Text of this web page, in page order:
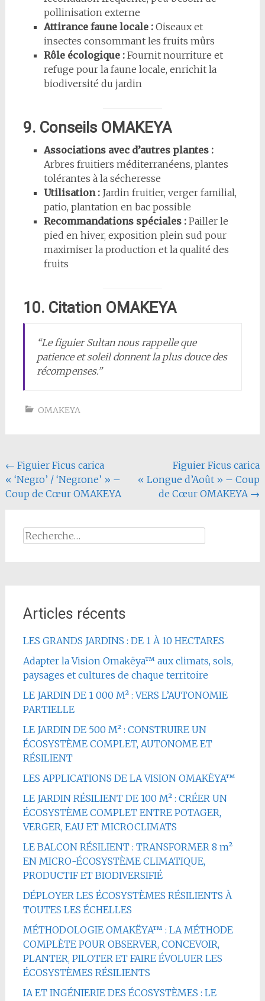
pollinisation externe
Attirance faune locale :Oiseaux et
insectes consommant les fruits mûrs
Rôle écologique :Fournit nourriture et
refuge pour la faune locale, enrichit la
biodiversité du jardin
9. Conseils OMAKEYA
Associations avec d’autres plantes :
Arbres fruitiers méditerranéens, plantes
tolérantes à la sécheresse
Utilisation :Jardin fruitier, verger familial,
patio, plantation en bac possible
Recommandations spéciales :Pailler le
pied en hiver, exposition plein sud pour
maximiser la production et la qualité des
fruits
10. Citation OMAKEYA
“Le figuier Sultan nous rappelle que
patience et soleil donnent la plus douce des
récompenses.”
OMAKEYA
Navigation
de
l'article
← Figuier Ficus carica
« ‘Negro’ / ‘Negrone’ » –
Coup de Cœur OMAKEYA
Figuier Ficus carica
« Longue d’Août » – Coup
de Cœur OMAKEYA →
Rechercher :
Articles récents
LES GRANDS JARDINS : DE 1 À 10 HECTARES
Adapter la Vision Omakëya™ aux climats, sols,
paysages et cultures de chaque territoire
LE JARDIN DE 1 000 M² : VERS L’AUTONOMIE
PARTIELLE
LE JARDIN DE 500 M² : CONSTRUIRE UN
ÉCOSYSTÈME COMPLET, AUTONOME ET
RÉSILIENT
LES APPLICATIONS DE LA VISION OMAKËYA™
LE JARDIN RÉSILIENT DE 100 M² : CRÉER UN
ÉCOSYSTÈME COMPLET ENTRE POTAGER,
VERGER, EAU ET MICROCLIMATS
LE BALCON RÉSILIENT : TRANSFORMER 8 m²
EN MICRO-ÉCOSYSTÈME CLIMATIQUE,
PRODUCTIF ET BIODIVERSIFIÉ
DÉPLOYER LES ÉCOSYSTÈMES RÉSILIENTS À
TOUTES LES ÉCHELLES
MÉTHODOLOGIE OMAKËYA™ : LA MÉTHODE
COMPLÈTE POUR OBSERVER, CONCEVOIR,
PLANTER, PILOTER ET FAIRE ÉVOLUER LES
ÉCOSYSTÈMES RÉSILIENTS
IA ET INGÉNIERIE DES ÉCOSYSTÈMES : LE